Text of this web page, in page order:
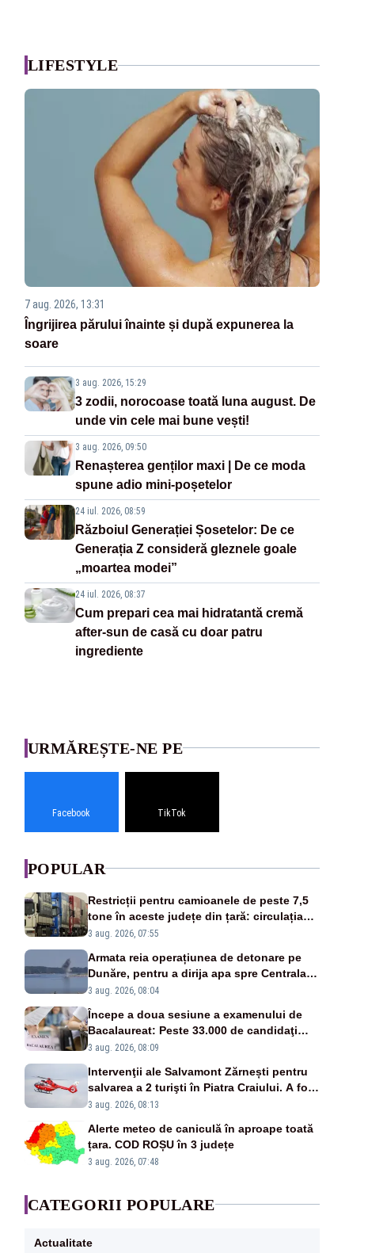
LIFESTYLE
7 aug. 2026, 13:31
Îngrijirea părului înainte și după expunerea la
soare
3 aug. 2026, 15:29
3 zodii, norocoase toată luna august. De
unde vin cele mai bune vești!
3 aug. 2026, 09:50
Renașterea genților maxi | De ce moda
spune adio mini-poșetelor
24 iul. 2026, 08:59
Războiul Generației Șosetelor: De ce
Generația Z consideră gleznele goale
„moartea modei”
24 iul. 2026, 08:37
Cum prepari cea mai hidratantă cremă
after-sun de casă cu doar patru
ingrediente
URMĂREȘTE-NE PE
Facebook TikTok
POPULAR
Restricții pentru camioanele de peste 7,5
tone în aceste județe din țară: circulația
este interzisă luni, între orele 12:00 și
3 aug. 2026, 07:55
Armata reia operațiunea de detonare pe
Dunăre, pentru a dirija apa spre Centrala
Cernavodă
3 aug. 2026, 08:04
Începe a doua sesiune a examenului de
Bacalaureat: Peste 33.000 de candidaţi
înscrişi
3 aug. 2026, 08:09
Intervenţii ale Salvamont Zărnești pentru
salvarea a 2 turişti în Piatra Craiului. A fost
solicitat elicopterul SMURD
3 aug. 2026, 08:13
Alerte meteo de caniculă în aproape toată
țara. COD ROȘU în 3 județe
3 aug. 2026, 07:48
CATEGORII POPULARE
Actualitate